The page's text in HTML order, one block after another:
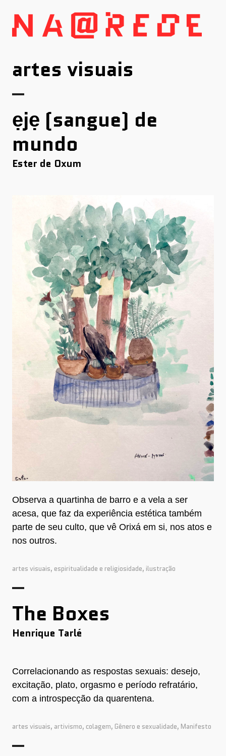
to
content
artes visuais
ẹjẹ (sangue) de
mundo
Ester de Oxum
Observa a quartinha de barro e a vela a ser
acesa, que faz da experiência estética também
parte de seu culto, que vê Orixá em si, nos atos e
nos outros.
artes visuais, espiritualidade e religiosidade, ilustração
The Boxes
Henrique Tarlé
Correlacionando as respostas sexuais: desejo,
excitação, plato, orgasmo e período refratário,
com a introspecção da quarentena.
artes visuais, artivismo, colagem, Gênero e sexualidade, Manifesto